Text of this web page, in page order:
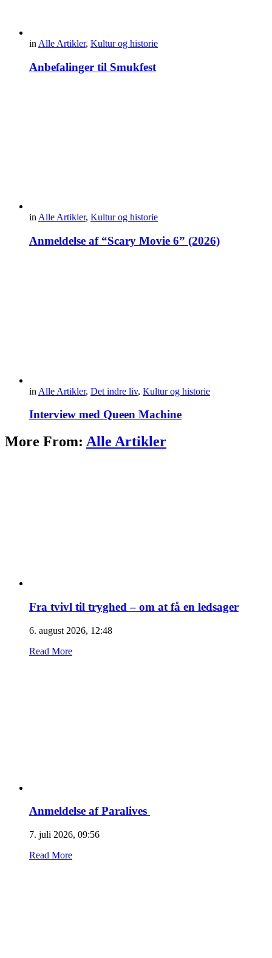
in Alle Artikler, Kultur og historie
Anbefalinger til Smukfest
in Alle Artikler, Kultur og historie
Anmeldelse af “Scary Movie 6” (2026)
in Alle Artikler, Det indre liv, Kultur og historie
Interview med Queen Machine
More From: Alle Artikler
Fra tvivl til tryghed – om at få en ledsager
6. august 2026, 12:48
Read More
Anmeldelse af Paralives
7. juli 2026, 09:56
Read More